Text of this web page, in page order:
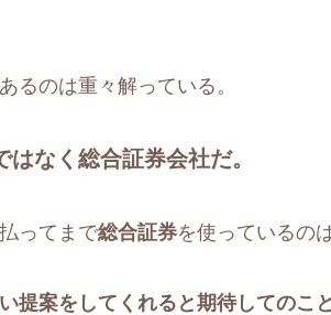
るのは重々解っている。
はなく総合証券会社だ。
ってまで総合証券を使っているの
提案をしてくれると期待してのこと